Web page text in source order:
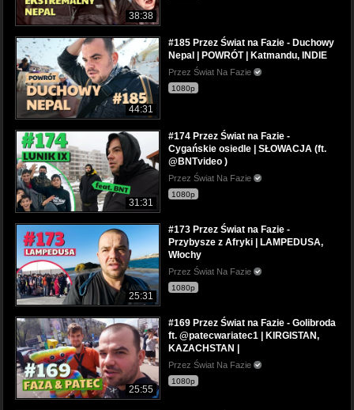
38:38
44:31
#185 Przez Świat na Fazie - Duchowy
Nepal | POWRÓT | Katmandu, INDIE
Przez Świat Na Fazie
1080p
31:31
#174 Przez Świat na Fazie -
Cygańskie osiedle | SŁOWACJA (ft.
@BNTvideo )
Przez Świat Na Fazie
1080p
25:31
#173 Przez Świat na Fazie -
Przybysze z Afryki | LAMPEDUSA,
Włochy
Przez Świat Na Fazie
1080p
25:55
#169 Przez Świat na Fazie - Golibroda
ft. @patecwariatec1 | KIRGISTAN,
KAZACHSTAN |
Przez Świat Na Fazie
1080p